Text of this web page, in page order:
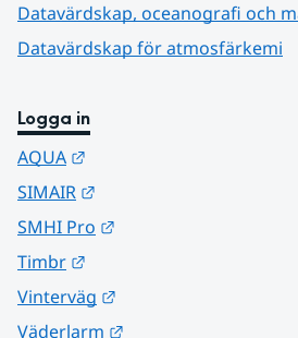
Datavärdskap, oceanografi och
Datavärdskap för atmosfärkemi
Logga in
AQUA
SIMAIR
SMHI Pro
Timbr
Vinterväg
Väderlarm